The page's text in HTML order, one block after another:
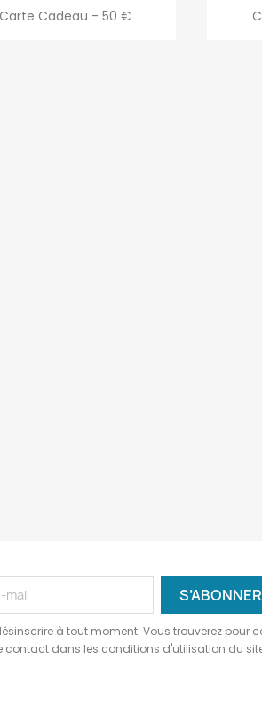
Aperçu rapide
Carte Cadeau - 50 €
à tout moment. Vous trouverez pour
contact dans les conditions d'utilisation du